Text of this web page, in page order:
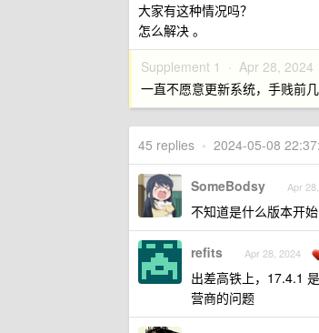
大家有这种情况吗？
怎么解决 。
Supplement 1 · Apr 28, 2024
一直不愿意更新系统，手贱前
45 replies • 2024-05-08
SomeBodsy Apr
不知道是什么版本开
refits Apr 28, 2024
出差高铁上，17.4.1
营商的问题